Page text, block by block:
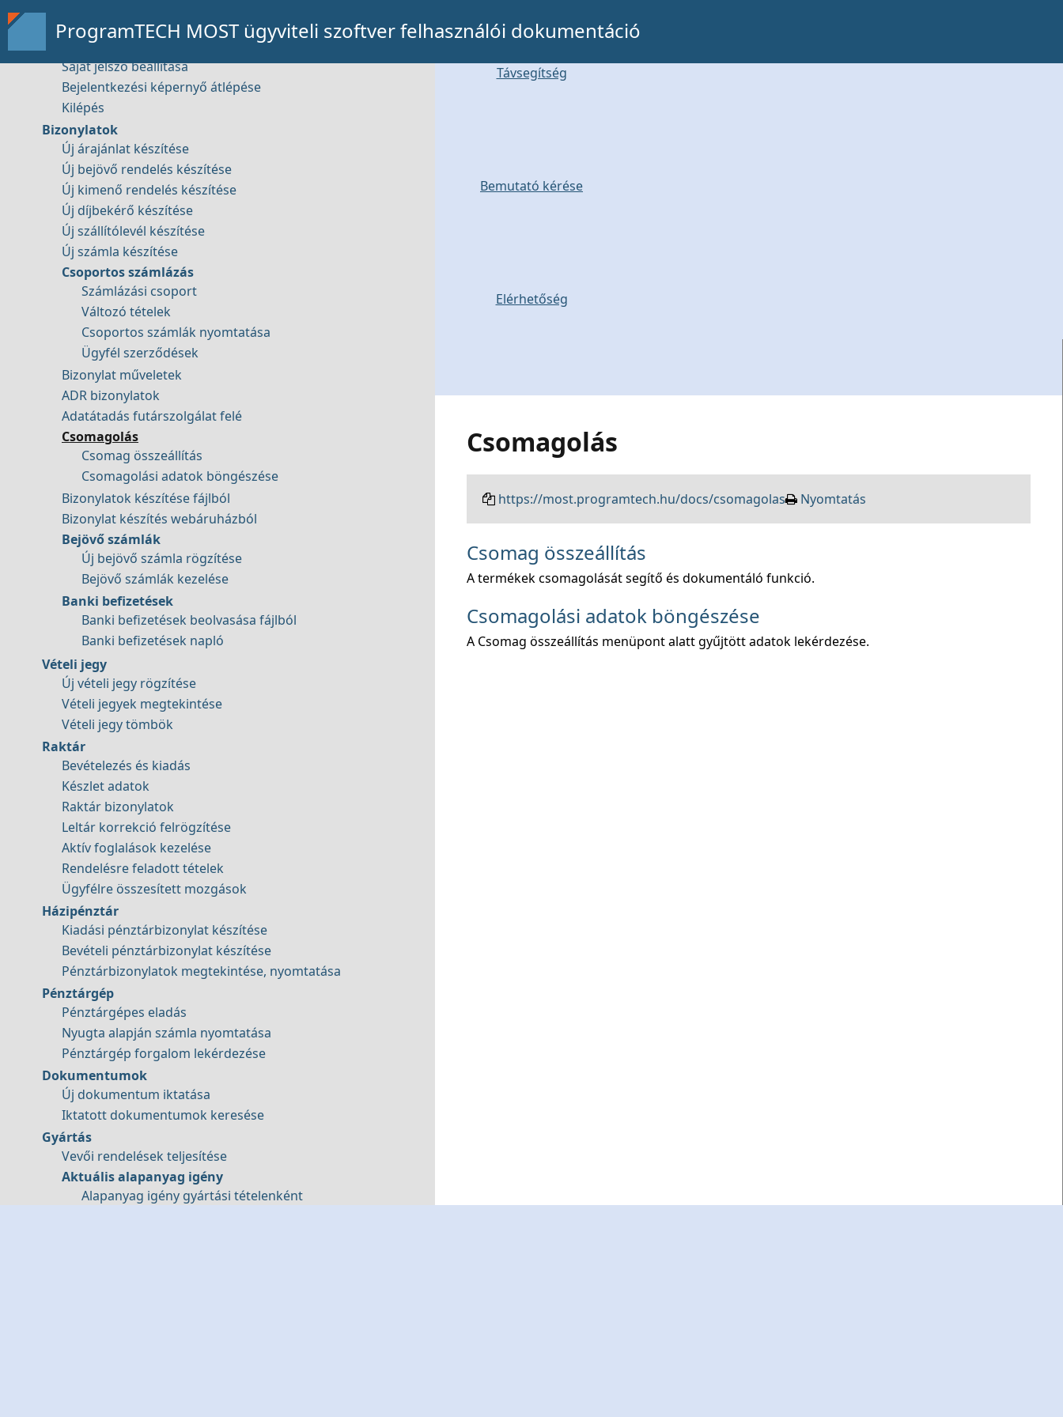
Távsegítség
Távsegítség
Bemutató kérése
Bemutató kérése
Elérhetőség
Elérhetőség
ProgramTECH MOST ügyviteli szoftver felhasználói dokumentáció
Felhőbe mentés beállítása
Új verzó ellenőrzése
Saját jelszó beállítása
Bejelentkezési képernyő átlépése
Kilépés
Bizonylatok
Új árajánlat készítése
Új bejövő rendelés készítése
Új kimenő rendelés készítése
Új díjbekérő készítése
Új szállítólevél készítése
Új számla készítése
Csoportos számlázás
Számlázási csoport
Változó tételek
Csoportos számlák nyomtatása
Ügyfél szerződések
Bizonylat műveletek
ADR bizonylatok
Adatátadás futárszolgálat felé
Csomagolás
Csomag összeállítás
Csomagolási adatok böngészése
Bizonylatok készítése fájlból
Bizonylat készítés webáruházból
Bejövő számlák
Új bejövő számla rögzítése
Bejövő számlák kezelése
Banki befizetések
Banki befizetések beolvasása fájlból
Banki befizetések napló
Vételi jegy
Új vételi jegy rögzítése
Vételi jegyek megtekintése
Vételi jegy tömbök
Raktár
Bevételezés és kiadás
Készlet adatok
Raktár bizonylatok
Leltár korrekció felrögzítése
Aktív foglalások kezelése
Rendelésre feladott tételek
Ügyfélre összesített mozgások
Házipénztár
Kiadási pénztárbizonylat készítése
Bevételi pénztárbizonylat készítése
Pénztárbizonylatok megtekintése, nyomtatása
Pénztárgép
Pénztárgépes eladás
Nyugta alapján számla nyomtatása
Pénztárgép forgalom lekérdezése
Dokumentumok
Új dokumentum iktatása
Iktatott dokumentumok keresése
Gyártás
Vevői rendelések teljesítése
Aktuális alapanyag igény
Alapanyag igény gyártási tételenként
Csomagolás
https://most.programtech.hu/docs/csomagolas Nyomtatás
Csomag összeállítás
A termékek csomagolását segítő és dokumentáló funkció.
Csomagolási adatok böngészése
A Csomag összeállítás menüpont alatt gyűjtött adatok lekérdezése.